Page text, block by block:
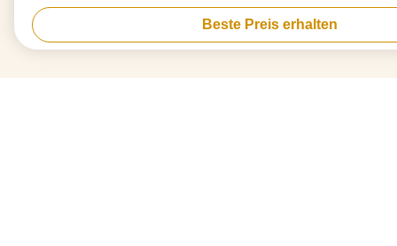
Beste Preis erhalten